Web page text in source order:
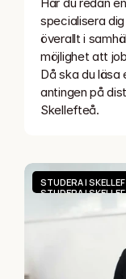
specialisera
överallt i
möjlighet att
Då ska du läsa
antingen på
Skellefteå.
STUDERA I
STUDERA I